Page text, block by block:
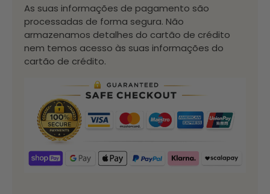
As suas informações de pagamento são
processadas de forma segura. Não
armazenamos detalhes do cartão de crédito
nem temos acesso às suas informações do
cartão de crédito.